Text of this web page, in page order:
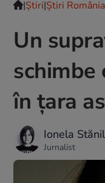
|Ştiri|Știri România
Un
schimbe
în țara
Ionela
Jurnalist